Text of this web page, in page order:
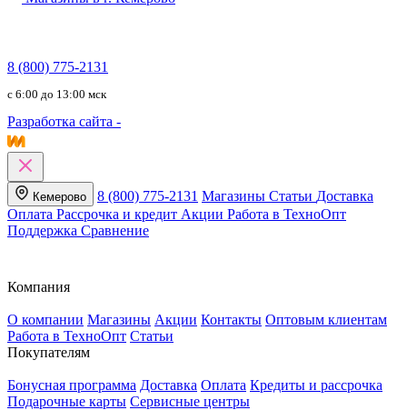
8 (800) 775-2131
c 6:00 до 13:00 мск
Разработка сайта -
Кемерово 8 (800) 775-2131 Магазины Статьи Доставка
Оплата Рассрочка и кредит Акции Работа в ТехноОпт
Поддержка Сравнение
Компания
О компании Магазины Акции Контакты Оптовым клиентам
Работа в ТехноОпт Статьи
Покупателям
Бонусная программа Доставка Оплата Кредиты и рассрочка
Подарочные карты Сервисные центры